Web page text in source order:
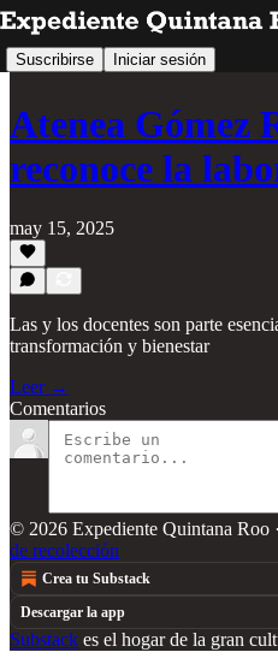
Suscribirse Iniciar sesión
Atenea Gómez
reconoce la
may 15, 2025
Las y los docentes son parte
transformación y bienestar
Leer →
Comentarios
© 2026 Expediente Quintana Roo ·
de recolección
Crea tu Substack
Descargar la app
Substack es el hogar de la gran